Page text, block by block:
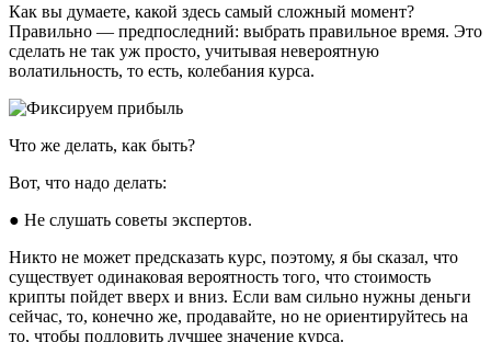
Как вы думаете, какой здесь самый сложный момент?
Правильно — предпоследний: выбрать правильное время. Это
сделать не так уж просто, учитывая невероятную
волатильность, то есть, колебания курса.
Что же делать, как быть?
Вот, что надо делать:
● Не слушать советы экспертов.
Никто не может предсказать курс, поэтому, я бы сказал, что
существует одинаковая вероятность того, что стоимость
крипты пойдет вверх и вниз. Если вам сильно нужны деньги
сейчас, то, конечно же, продавайте, но не ориентируйтесь на
то, чтобы подловить лучшее значение курса.